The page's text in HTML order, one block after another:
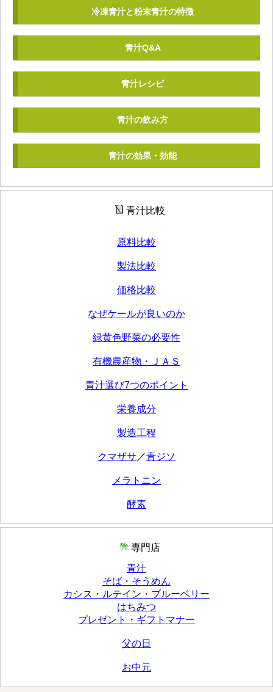
冷凍青汁と粉末青汁の特徴
青汁Q&A
青汁レシピ
青汁の飲み方
青汁の効果・効能
青汁比較
原料比較
製法比較
価格比較
なぜケールが良いのか
緑黄色野菜の必要性
有機農産物・ＪＡＳ
青汁選び7つのポイント
栄養成分
製造工程
クマザサ ／青ジソ
メラトニン
酵素
専門店
青汁
そば・そうめん
カシス・ルテイン・ブルーベリー
はちみつ
プレゼント・ギフトマナー
父の日
お中元